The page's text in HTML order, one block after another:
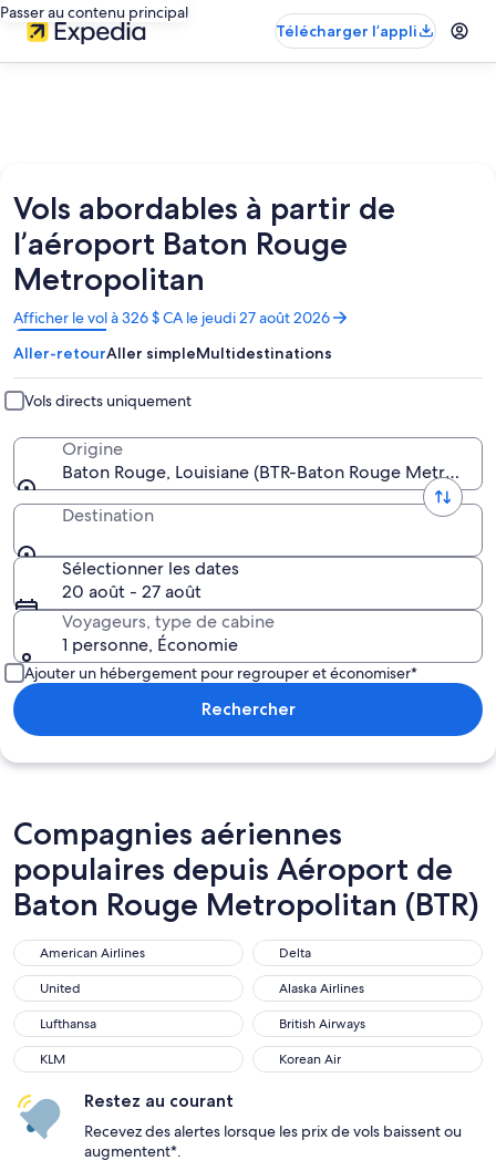
Passer au contenu principal
Télécharger l’appli
Vols abordables à partir de
l’aéroport Baton Rouge
Metropolitan
Afficher le vol à 326 $ CA le jeudi 27 août 2026
S’ouvre
dans
une
nouvelle
fenêtre
Aller-retourAller simpleMultidestinations
Vols directs uniquement
Origine
Baton Rouge, Louisiane (BTR-Baton Rouge
Destination
Sélectionner les dates
20 août - 27 août
Voyageurs, type de cabine
1 personne, Économie
Ajouter un hébergement pour regrouper et économiser*
Rechercher
Compagnies aériennes
populaires depuis Aéroport de
Baton Rouge Metropolitan (BTR)
American Airlines
Delta
United
Alaska Airlines
Lufthansa
British Airways
KLM
Korean Air
Restez au courant
Recevez des alertes lorsque les prix de vols baissent ou
augmentent*.